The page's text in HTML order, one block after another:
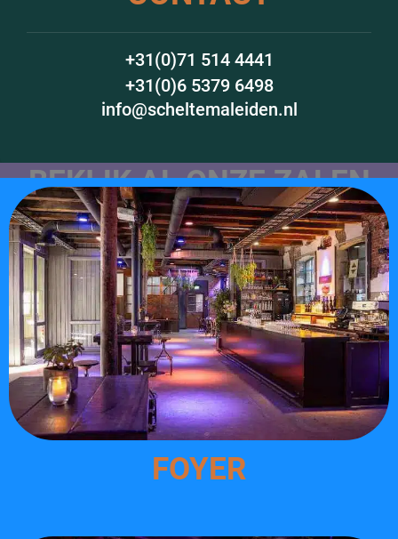
+31(0)71 514 4441
+31(0)6 5379 6498
info@scheltemaleiden.nl
BEKIJK AL ONZE ZALEN
FOYER